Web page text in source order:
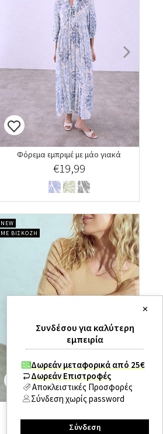
Φόρεμα εμπριμέ με μάο γιακά
€19,99
NEW
ΜΕ ΒΙΣΚΟΖΗ
€16,99
✕
Συνδέσου για καλύτερη
εμπειρία
Δωρεάν μεταφορικά από 25€
Δωρεάν Επιστροφές
Αποκλειστικές Προσφορές
Σύνδεση χωρίς password
Σύνδεση